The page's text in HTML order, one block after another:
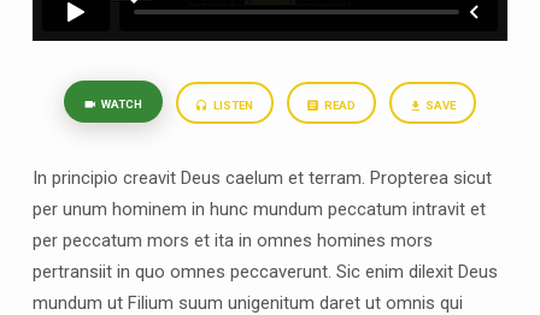
WATCH LISTEN READ SAVE
In principio creavit Deus caelum et terram. Propterea sicut
per unum hominem in hunc mundum peccatum intravit et
per peccatum mors et ita in omnes homines mors
pertransiit in quo omnes peccaverunt. Sic enim dilexit Deus
mundum ut Filium suum unigenitum daret ut omnis qui